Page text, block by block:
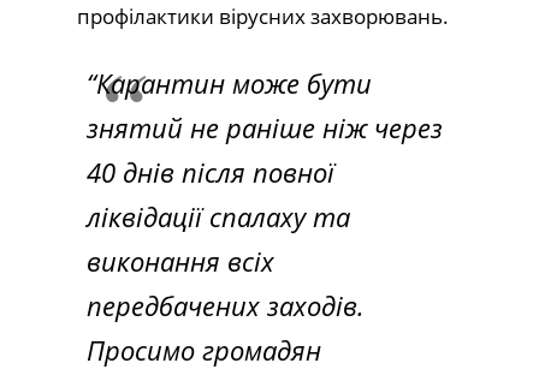
профілактики вірусних захворювань.
“Карантин може бути
знятий не раніше ніж через
40 днів після повної
ліквідації спалаху та
виконання всіх
передбачених заходів.
Просимо громадян